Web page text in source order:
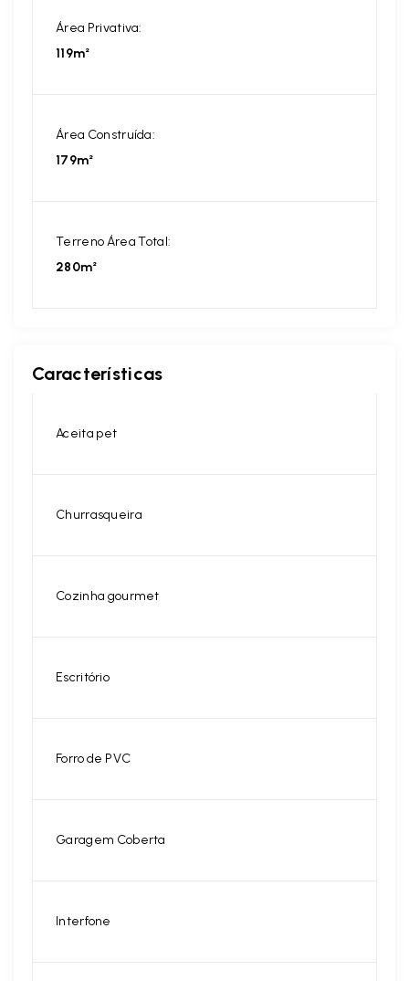
Área Privativa:
119m²
Área Construída:
179m²
Terreno Área Total:
280m²
Características
Aceita pet
Churrasqueira
Cozinha gourmet
Escritório
Forro de PVC
Garagem Coberta
Interfone